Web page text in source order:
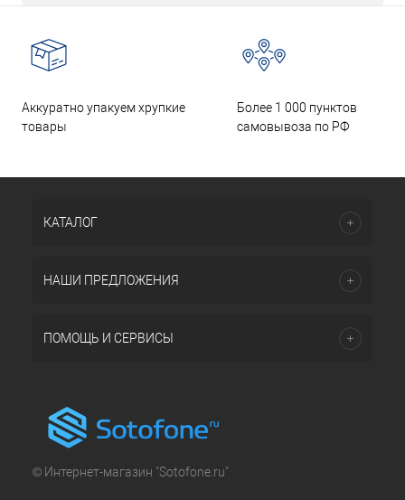
Аккуратно упакуем хрупкие
товары
Более 1 000 пунктов
самовывоза по РФ
КАТАЛОГ
НАШИ ПРЕДЛОЖЕНИЯ
ПОМОЩЬ И СЕРВИСЫ
© Интернет-магазин "Sotofone.ru"